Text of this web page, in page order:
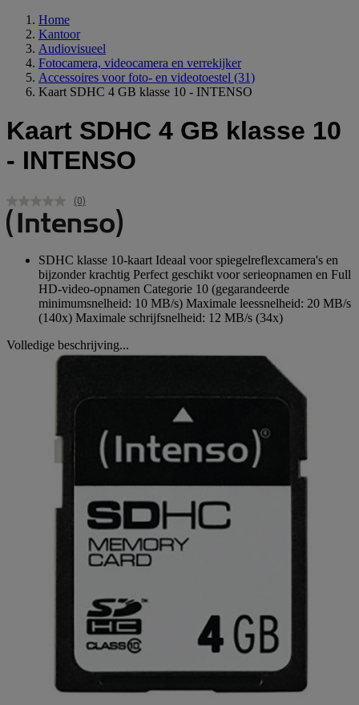
Home
Kantoor
Audiovisueel
Fotocamera, videocamera en verrekijker
Accessoires voor foto- en videotoestel (31)
Kaart SDHC 4 GB klasse 10 - INTENSO
Kaart SDHC 4 GB klasse 10
- INTENSO
Geen
scorewaarde.
Dezelfde
(0)
SDHC klasse 10-kaart Ideaal voor spiegelreflexcamera's en
bijzonder krachtig Perfect geschikt voor serieopnamen en Full
HD-video-opnamen Categorie 10 (gegarandeerde
minimumsnelheid: 10 MB/s) Maximale leessnelheid: 20 MB/s
(140x) Maximale schrijfsnelheid: 12 MB/s (34x)
Volledige beschrijving...